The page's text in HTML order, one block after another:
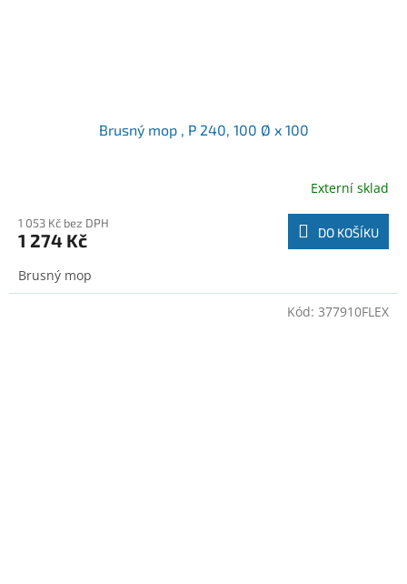
Brusný mop , P 240, 100 Ø x 100
Externí sklad
1 053 Kč bez DPH
1 274 Kč DO KOŠÍKU
Brusný mop
Kód: 377910FLEX